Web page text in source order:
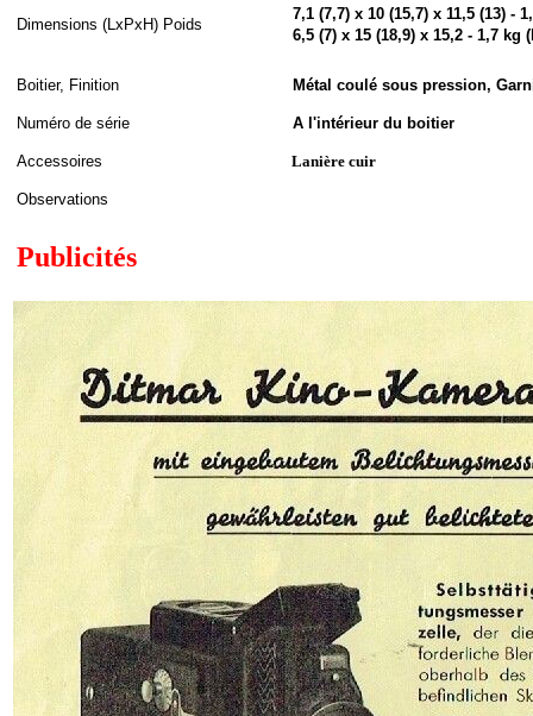
Dimensions (LxPxH) Poids
7,1 (7,7) x 10 (15,7) x 11,5 (13) -
6,5 (7) x 15 (18,9) x 15,2 - 1,7 kg
Boitier, Finition Métal coulé sous pression,
Numéro de série A l'intérieur du boitier
Accessoires Lanière cuir
Observations
Publicités